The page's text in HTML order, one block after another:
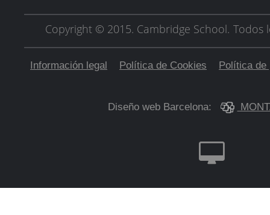
Copyright © 2015. Cambridge School. Todos
Información legal Política de Cookies Política de
Diseño web Barcelona: